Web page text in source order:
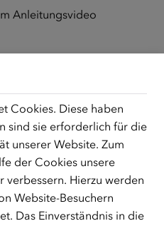
Anleitungsvideo
(ÖIF) ist ein Fonds der
subsidiär
sowie Zuwander/innen als
in Österreich
Cookies. Diese haben
sind sie erforderlich für die
unserer Website. Zum
der Cookies unsere
verbessern. Hierzu werden
Website-Besuchern
Das Einverständnis in die